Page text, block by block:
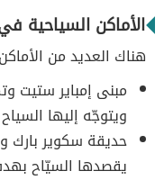
الأماكن السياحية
هناك العديد من
مبنى إمباير ستيت
ويتوجّه إليها
حديقة سكوير بارك
يقصدها السيّاح